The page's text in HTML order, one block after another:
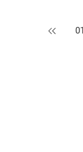
上一页
01